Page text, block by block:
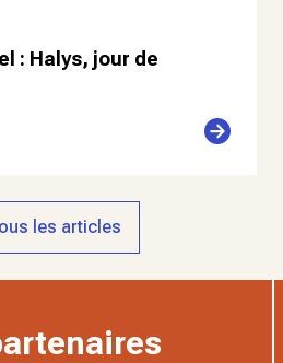
: Halys, jour de
les articles